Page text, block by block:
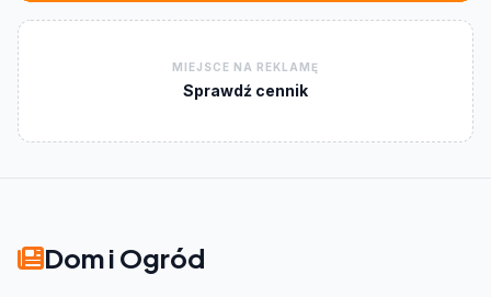
MIEJSCE NA REKLAMĘ
Sprawdź cennik
Dom i Ogród